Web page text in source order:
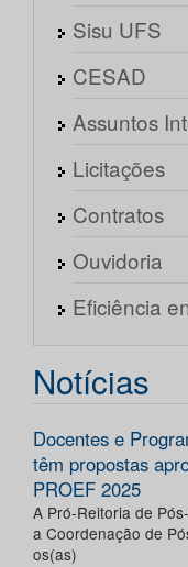
Sisu UFS
CESAD
Assuntos
Licitações
Contratos
Ouvidoria
Eficiência
Notícias
Docentes e
têm propostas
PROEF 2025
A Pró-Reitoria de
a Coordenação de
os(as)